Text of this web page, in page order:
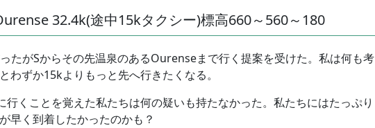
32.4k(途中15kタクシー)標高660～560～180
がSからその先温泉のあるOurenseまで行く提案を受けた。私は何も考
わずか15kよりもっと先へ行きたくなる。
くことを覚えた私たちは何の疑いも持たなかった。私たちにはたっぷり
早く到着したかったのかも？